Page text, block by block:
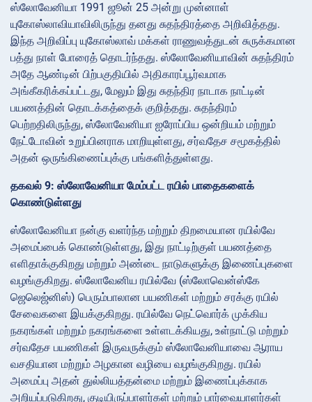
ஸ்லோவேனியா 1991 ஜூன் 25 அன்று முன்னாள்
யுகோஸ்லாவியாவிலிருந்து தனது சுதந்திரத்தை அறிவித்தது.
இந்த அறிவிப்பு யுகோஸ்லாவ் மக்கள் ராணுவத்துடன் சுருக்கமான
பத்து நாள் போரைத் தொடர்ந்தது. ஸ்லோவேனியாவின் சுதந்திரம்
அதே ஆண்டின் பிற்பகுதியில் அதிகாரப்பூர்வமாக
அங்கீகரிக்கப்பட்டது, மேலும் இது சுதந்திர நாடாக நாட்டின்
பயணத்தின் தொடக்கத்தைக் குறித்தது. சுதந்திரம்
பெற்றதிலிருந்து, ஸ்லோவேனியா ஐரோப்பிய ஒன்றியம் மற்றும்
நேட்டோவின் உறுப்பினராக மாறியுள்ளது, சர்வதேச சமூகத்தில்
அதன் ஒருங்கிணைப்புக்கு பங்களித்துள்ளது.
தகவல் 9: ஸ்லோவேனியா மேம்பட்ட ரயில் பாதைகளைக்
கொண்டுள்ளது
ஸ்லோவேனியா நன்கு வளர்ந்த மற்றும் திறமையான ரயில்வே
அமைப்பைக் கொண்டுள்ளது, இது நாட்டிற்குள் பயணத்தை
எளிதாக்குகிறது மற்றும் அண்டை நாடுகளுக்கு இணைப்புகளை
வழங்குகிறது. ஸ்லோவேனிய ரயில்வே (ஸ்லோவென்ஸ்கே
ஜெலெஜ்னிஸ்) பெரும்பாலான பயணிகள் மற்றும் சரக்கு ரயில்
சேவைகளை இயக்குகிறது. ரயில்வே நெட்வொர்க் முக்கிய
நகரங்கள் மற்றும் நகரங்களை உள்ளடக்கியது, உள்நாட்டு மற்றும்
சர்வதேச பயணிகள் இருவருக்கும் ஸ்லோவேனியாவை ஆராய
வசதியான மற்றும் அழகான வழியை வழங்குகிறது. ரயில்
அமைப்பு அதன் துல்லியத்தன்மை மற்றும் இணைப்புக்காக
அறியப்படுகிறது, குடியிருப்பாளர்கள் மற்றும் பார்வையாளர்கள்